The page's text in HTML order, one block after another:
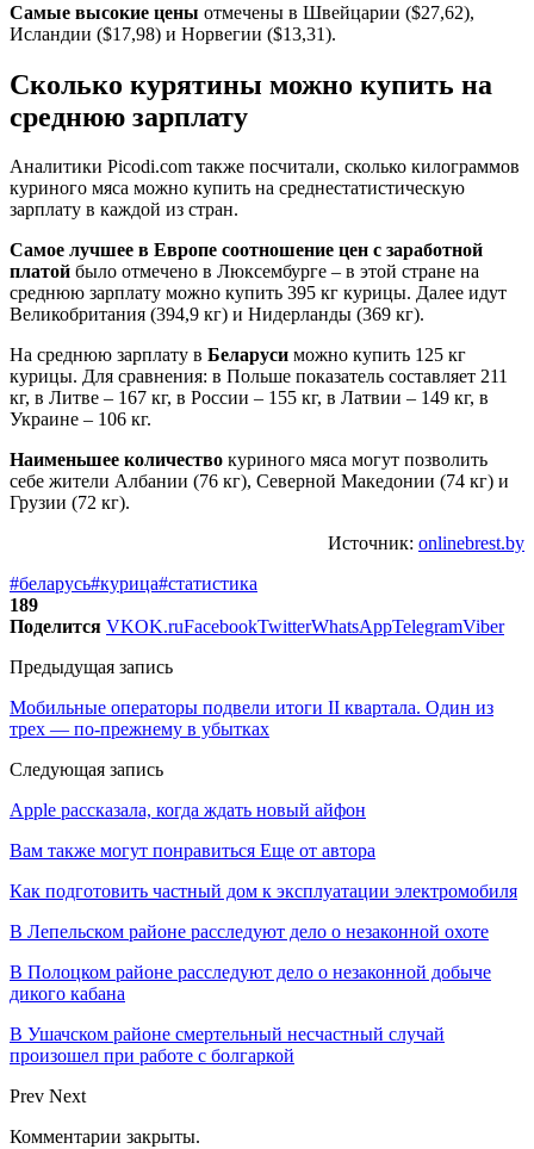
Самые высокие цены отмечены в Швейцарии ($27,62),
Исландии ($17,98) и Норвегии ($13,31).
Сколько курятины можно купить на
среднюю зарплату
Аналитики Рicоdi.cоm также посчитали, сколько килограммов
куриного мяса можно купить на среднестатистическую
зарплату в каждой из стран.
Самое лучшее в Европе соотношение цен с заработной
платой было отмечено в Люксембурге – в этой стране на
среднюю зарплату можно купить 395 кг курицы. Далее идут
Великобритания (394,9 кг) и Нидерланды (369 кг).
На среднюю зарплату в Беларуси можно купить 125 кг
курицы. Для сравнения: в Польше показатель составляет 211
кг, в Литве – 167 кг, в России – 155 кг, в Латвии – 149 кг, в
Украине – 106 кг.
Наименьшее количество куриного мяса могут позволить
себе жители Албании (76 кг), Северной Македонии (74 кг) и
Грузии (72 кг).
Источник: onlinebrest.by
#беларусь#курица#статистика
189
Поделится VKOK.ruFacebookTwitterWhatsAppTelegramViber
Предыдущая запись
Мобильные операторы подвели итоги II квартала. Один из
трех — по-прежнему в убытках
Следующая запись
Apple рассказала, когда ждать новый айфон
Вам также могут понравиться Еще от автора
Как подготовить частный дом к эксплуатации электромобиля
В Лепельском районе расследуют дело о незаконной охоте
В Полоцком районе расследуют дело о незаконной добыче
дикого кабана
В Ушачском районе смертельный несчастный случай
произошел при работе с болгаркой
Prev Next
Комментарии закрыты.